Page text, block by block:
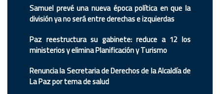
Samuel prevé una nueva época política en que la
división ya no será entre derechas e izquierdas
Paz reestructura su gabinete: reduce a 12 los
ministerios y elimina Planificación y Turismo
Renuncia la Secretaria de Derechos de la Alcaldía de
La Paz por tema de salud